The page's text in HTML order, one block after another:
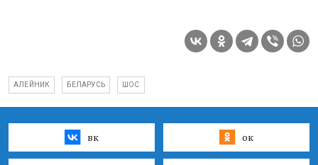
АЛЕЙНИК БЕЛАРУСЬ ШОС
вк ок